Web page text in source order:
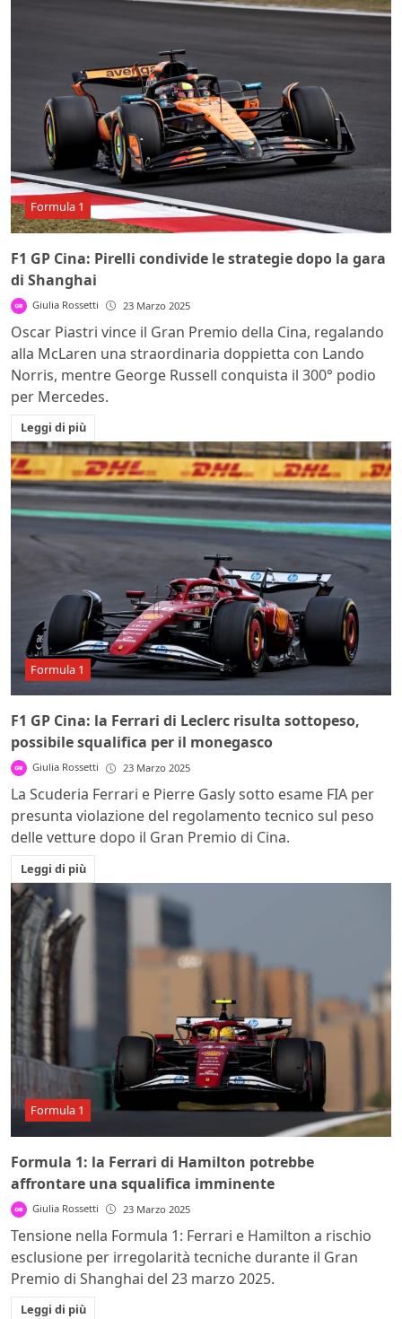
Formula 1
F1 GP Cina: Pirelli condivide le strategie dopo la gara
di Shanghai
Giulia Rossetti 23 Marzo 2025
Oscar Piastri vince il Gran Premio della Cina, regalando
alla McLaren una straordinaria doppietta con Lando
Norris, mentre George Russell conquista il 300° podio
per Mercedes.
Leggi di più
Formula 1
F1 GP Cina: la Ferrari di Leclerc risulta sottopeso,
possibile squalifica per il monegasco
Giulia Rossetti 23 Marzo 2025
La Scuderia Ferrari e Pierre Gasly sotto esame FIA per
presunta violazione del regolamento tecnico sul peso
delle vetture dopo il Gran Premio di Cina.
Leggi di più
Formula 1
Formula 1: la Ferrari di Hamilton potrebbe
affrontare una squalifica imminente
Giulia Rossetti 23 Marzo 2025
Tensione nella Formula 1: Ferrari e Hamilton a rischio
esclusione per irregolarità tecniche durante il Gran
Premio di Shanghai del 23 marzo 2025.
Leggi di più